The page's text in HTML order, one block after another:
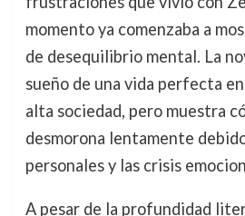
momento ya comenzaba a
de desequilibrio mental. La
sueño de una vida perfecta
alta sociedad, pero muestra
desmorona lentamente
personales y las crisis
A pesar de la profundidad